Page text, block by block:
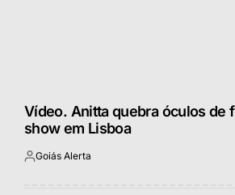
Vídeo. Anitta quebra óculos de
show em Lisboa
Postado
Goiás Alerta